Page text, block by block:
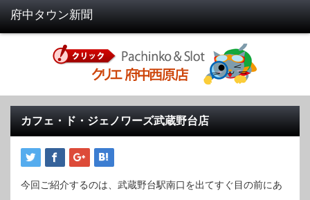
カフェ・ド・ジェノワーズ武蔵野台店
今回ご紹介するのは、武蔵野台駅南口を出てすぐ目の前にあ